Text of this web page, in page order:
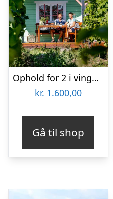
Ophold for 2 i vingårdshytte på Fejø
kr. 1.600,00
Gå til shop